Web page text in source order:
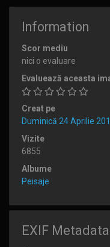
Information
Scor mediu
nici o evaluare
Evaluează aceasta
Creat pe
Duminică 24 Aprilie
Vizite
6855
Albume
Peisaje
EXIF Metadata